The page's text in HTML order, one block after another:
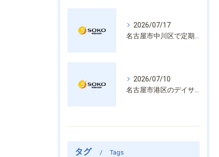
2026/07/17
2026/07/10
タグ Tags